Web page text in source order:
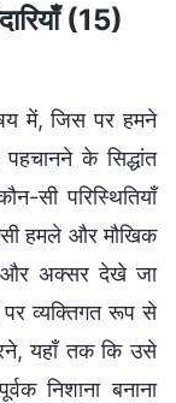
(15)
में, जिस पर हमने
के सिद्धांत
सी परिस्थितियाँ
हमले और मौखिक
और अक्सर देखे जा
व्यक्तिगत रूप से
यहाँ तक कि उसे
निशाना बनाना